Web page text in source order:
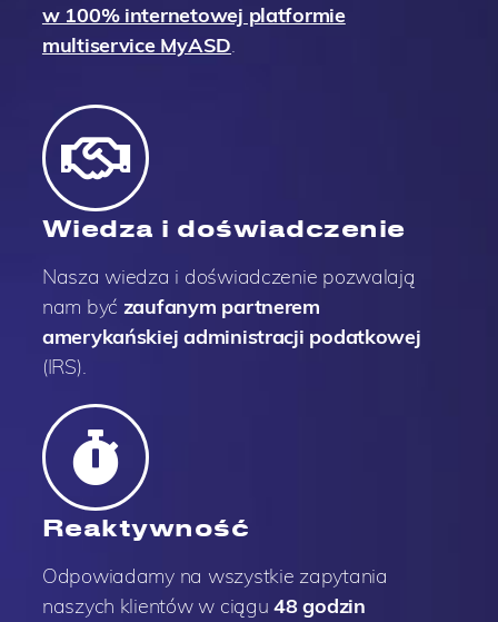
w 100% internetowej platformie
multiservice MyASD.
Wiedza i doświadczenie
Nasza wiedza i doświadczenie pozwalają
nam być zaufanym partnerem
amerykańskiej administracji podatkowej
(IRS).
Reaktywność
Odpowiadamy na wszystkie zapytania
naszych klientów w ciągu48 godzin